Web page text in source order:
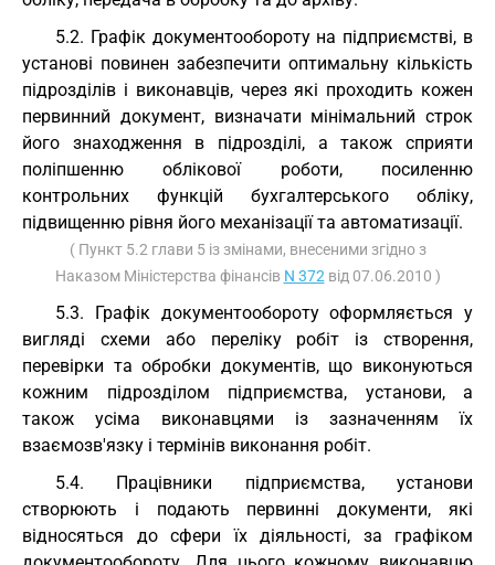
5.2. Графік документообороту на підприємстві, в
установі повинен забезпечити оптимальну кількість
підрозділів і виконавців, через які проходить кожен
первинний документ, визначати мінімальний строк
його знаходження в підрозділі, а також сприяти
поліпшенню облікової роботи, посиленню
контрольних функцій бухгалтерського обліку,
підвищенню рівня його механізації та автоматизації.
( Пункт 5.2 глави 5 із змінами, внесеними згідно з
Наказом Міністерства фінансів N 372 від 07.06.2010 )
5.3. Графік документообороту оформляється у
вигляді схеми або переліку робіт із створення,
перевірки та обробки документів, що виконуються
кожним підрозділом підприємства, установи, а
також усіма виконавцями із зазначенням їх
взаємозв'язку і термінів виконання робіт.
5.4. Працівники підприємства, установи
створюють і подають первинні документи, які
відносяться до сфери їх діяльності, за графіком